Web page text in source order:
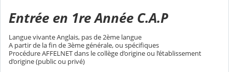
Entrée en 1re Année C.A.P
Langue vivante Anglais, pas de 2ème langue
A partir de la fin de 3ème générale, ou spécifiques
Procédure AFFELNET dans le collège d’origine ou l’établissement
d’origine (public ou privé)